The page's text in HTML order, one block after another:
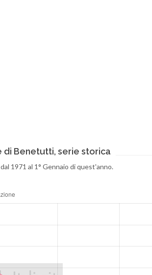
di Benetutti, serie storica
1971 al 1° Gennaio di quest'anno.